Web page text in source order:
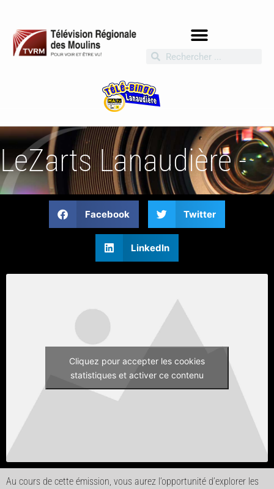
LeZarts Lanaudière -
Facebook Twitter
LinkedIn
Cliquez pour accepter les cookies
statistiques et activer ce contenu
Au cours de cette émission, vous aurez l’opportunité d’explorer les